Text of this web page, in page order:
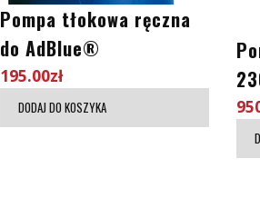
Pompa tłokowa ręczna
do AdBlue®
195.00zł
DODAJ DO KOSZYKA